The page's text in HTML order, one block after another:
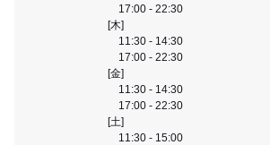
17:00 - 22:30
[木]
11:30 - 14:30
17:00 - 22:30
[金]
11:30 - 14:30
17:00 - 22:30
[土]
11:30 - 15:00